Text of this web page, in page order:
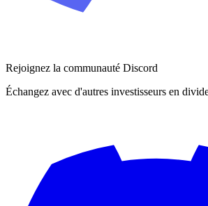
Rejoignez la communauté Discord
Échangez avec d'autres investisseurs en